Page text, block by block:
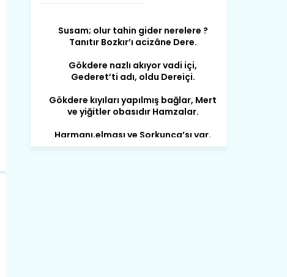
Gökdere nazlı akıyor vadi içi,
Gökdere kıyıları yapılmış bağlar, Mert
Harmanı,elması ve Sorkunca’sı var.
Büyük yerdir, mahalleleri Aydınlık, Tarih